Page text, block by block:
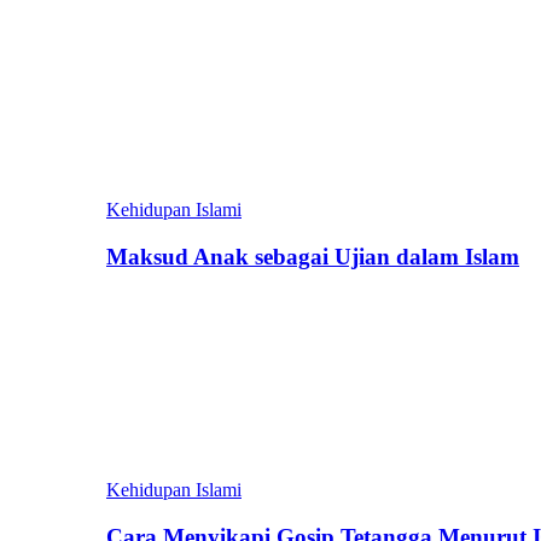
Kehidupan Islami
Maksud Anak sebagai Ujian dalam Islam
Kehidupan Islami